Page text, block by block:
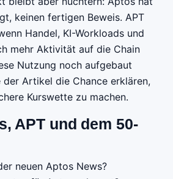
keinen fertigen Beweis. APT
Handel, KI-Workloads und
mehr Aktivität auf die Chain
Nutzung noch aufgebaut
Artikel die Chance erklären,
Kurswette zu machen.
APT und dem 50-
neuen Aptos News?